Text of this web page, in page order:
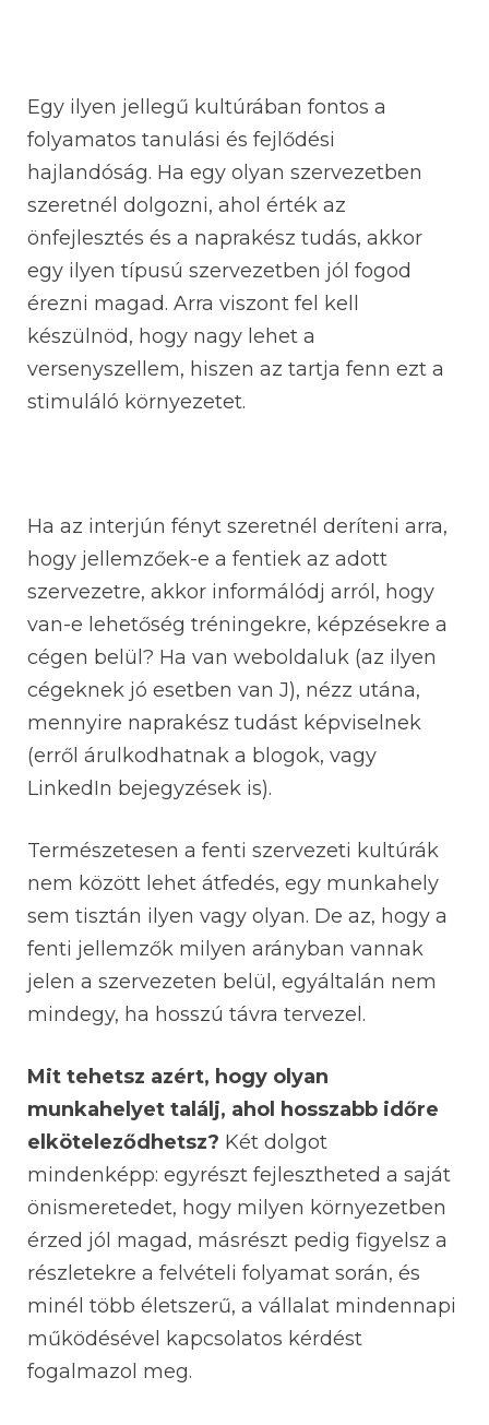
Egy ilyen jellegű kultúrában fontos a
folyamatos tanulási és fejlődési
hajlandóság. Ha egy olyan szervezetben
szeretnél dolgozni, ahol érték az
önfejlesztés és a naprakész tudás, akkor
egy ilyen típusú szervezetben jól fogod
érezni magad. Arra viszont fel kell
készülnöd, hogy nagy lehet a
versenyszellem, hiszen az tartja fenn ezt a
stimuláló környezetet.
Ha az interjún fényt szeretnél deríteni arra,
hogy jellemzőek-e a fentiek az adott
szervezetre, akkor informálódj arról, hogy
van-e lehetőség tréningekre, képzésekre a
cégen belül? Ha van weboldaluk (az ilyen
cégeknek jó esetben van J), nézz utána,
mennyire naprakész tudást képviselnek
(erről árulkodhatnak a blogok, vagy
LinkedIn bejegyzések is).
Természetesen a fenti szervezeti kultúrák
nem között lehet átfedés, egy munkahely
sem tisztán ilyen vagy olyan. De az, hogy a
fenti jellemzők milyen arányban vannak
jelen a szervezeten belül, egyáltalán nem
mindegy, ha hosszú távra tervezel.
Mit tehetsz azért, hogy olyan
munkahelyet találj, ahol hosszabb időre
elköteleződhetsz? Két dolgot
mindenképp: egyrészt fejlesztheted a saját
önismeretedet, hogy milyen környezetben
érzed jól magad, másrészt pedig figyelsz a
részletekre a felvételi folyamat során, és
minél több életszerű, a vállalat mindennapi
működésével kapcsolatos kérdést
fogalmazol meg.